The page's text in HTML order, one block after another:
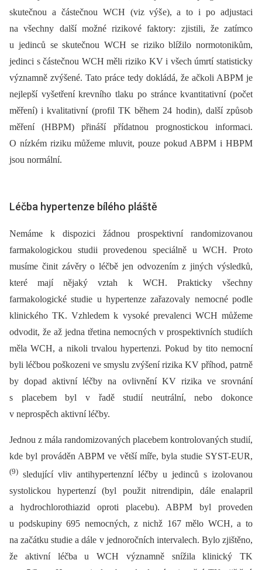
skutečnou a částečnou WCH (viz výše), a to i po adjustaci
na všechny další možné rizikové faktory: zjistili, že zatímco
u jedinců se skutečnou WCH se riziko blížilo normotonikům,
jedinci s částečnou WCH měli riziko KV i všech úmrtí statisticky
významně zvýšené. Tato práce tedy dokládá, že ačkoli ABPM je
nejlepší vyšetření krevního tlaku po stránce kvantitativní (počet
měření) i kvalitativní (profil TK během 24 hodin), další způsob
měření (HBPM) přináší přídatnou prognostickou informaci.
O nízkém riziku můžeme mluvit, pouze pokud ABPM i HBPM
jsou normální.
Léčba hypertenze bílého pláště
Nemáme k dispozici žádnou prospektivní randomizovanou
farmakologickou studii provedenou speciálně u WCH. Proto
musíme činit závěry o léčbě jen odvozením z jiných výsledků,
které mají nějaký vztah k WCH. Prakticky všechny
farmakologické studie u hypertenze zařazovaly nemocné podle
klinického TK. Vzhledem k vysoké prevalenci WCH můžeme
odvodit, že až jedna třetina nemocných v prospektivních studiích
měla WCH, a nikoli trvalou hypertenzi. Pokud by tito nemocní
byli léčbou poškozeni ve smyslu zvýšení rizika KV příhod, patrně
by dopad aktivní léčby na ovlivnění KV rizika ve srovnání
s placebem byl v řadě studií neutrální, nebo dokonce
v neprospěch aktivní léčby.
Jednou z mála randomizovaných placebem kontrolovaných studií,
kde byl prováděn ABPM ve větší míře, byla studie SYST-EUR,
(9) sledující vliv antihypertenzní léčby u jedinců s izolovanou
systolickou hypertenzí (byl použit nitrendipin, dále enalapril
a hydrochlorothiazid oproti placebu). ABPM byl proveden
u podskupiny 695 nemocných, z nichž 167 mělo WCH, a to
na začátku studie a dále v jednoročních intervalech. Bylo zjištěno,
že aktivní léčba u WCH významně snížila klinický TK